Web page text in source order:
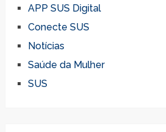
APP SUS Digital
Conecte SUS
Notícias
Saúde da Mulher
SUS